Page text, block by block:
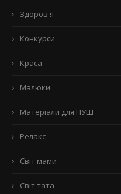
Здоров'я
Конкурси
Краса
Малюки
Матеріали для НУШ
Релакс
Світ мами
Світ тата